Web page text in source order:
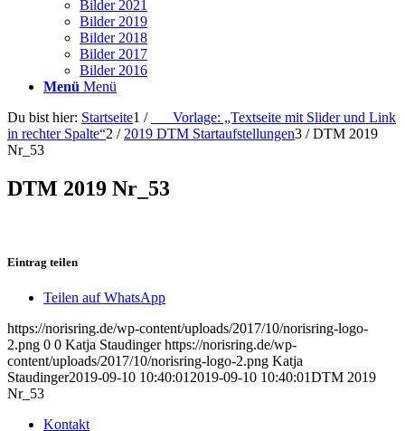
Bilder 2021
Bilder 2019
Bilder 2018
Bilder 2017
Bilder 2016
Menü Menü
Du bist hier: Startseite1 /
___Vorlage: „Textseite mit Slider und Link
in rechter Spalte“2 / 2019 DTM Startaufstellungen3 / DTM 2019
Nr_53
DTM 2019 Nr_53
Eintrag teilen
Teilen auf WhatsApp
https://norisring.de/wp-content/uploads/2017/10/norisring-logo-
2.png 0 0 Katja Staudinger https://norisring.de/wp-
content/uploads/2017/10/norisring-logo-2.png Katja
Staudinger2019-09-10 10:40:01 2019-09-10 10:40:01DTM 2019
Nr_53
Kontakt